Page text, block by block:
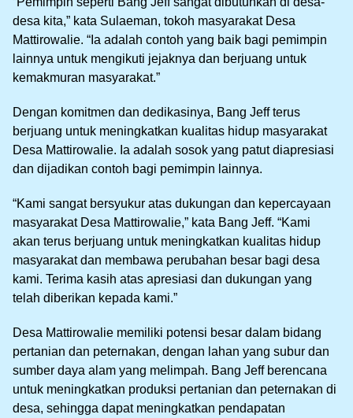
desa kita,” kata Sulaeman, tokoh masyarakat Desa
Mattirowalie. “Ia adalah contoh yang baik bagi pemimpin
lainnya untuk mengikuti jejaknya dan berjuang untuk
kemakmuran masyarakat.”
Dengan komitmen dan dedikasinya, Bang Jeff terus
berjuang untuk meningkatkan kualitas hidup masyarakat
Desa Mattirowalie. Ia adalah sosok yang patut diapresiasi
dan dijadikan contoh bagi pemimpin lainnya.
“Kami sangat bersyukur atas dukungan dan kepercayaan
masyarakat Desa Mattirowalie,” kata Bang Jeff. “Kami
akan terus berjuang untuk meningkatkan kualitas hidup
masyarakat dan membawa perubahan besar bagi desa
kami. Terima kasih atas apresiasi dan dukungan yang
telah diberikan kepada kami.”
Desa Mattirowalie memiliki potensi besar dalam bidang
pertanian dan peternakan, dengan lahan yang subur dan
sumber daya alam yang melimpah. Bang Jeff berencana
untuk meningkatkan produksi pertanian dan peternakan di
desa, sehingga dapat meningkatkan pendapatan